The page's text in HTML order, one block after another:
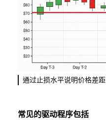
通过止损水平说明价格差距
常见的驱动程序包括